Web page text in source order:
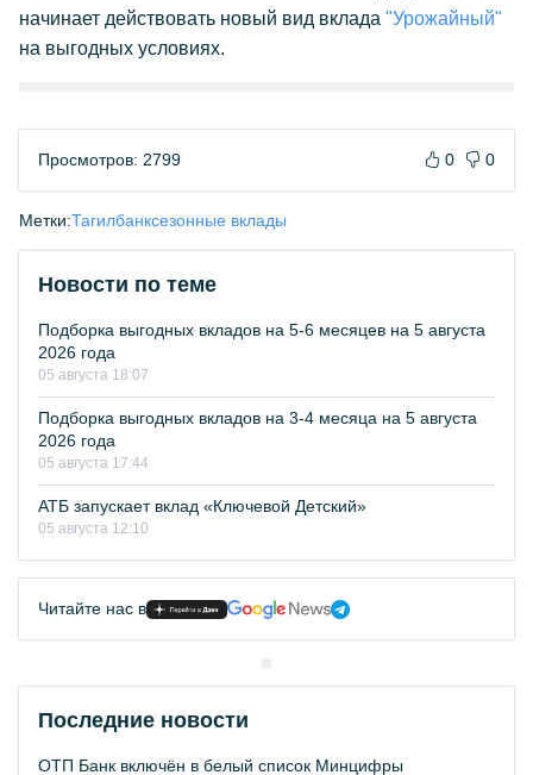
начинает действовать новый вид вклада "Урожайный"
на выгодных условиях.
Просмотров: 2799 0 0
Метки:Тагилбанксезонные вклады
Новости по теме
Подборка выгодных вкладов на 5-6 месяцев на 5 августа
2026 года
05 августа 18:07
Подборка выгодных вкладов на 3-4 месяца на 5 августа
2026 года
05 августа 17:44
АТБ запускает вклад «Ключевой Детский»
05 августа 12:10
Читайте нас в
Последние новости
ОТП Банк включён в белый список Минцифры